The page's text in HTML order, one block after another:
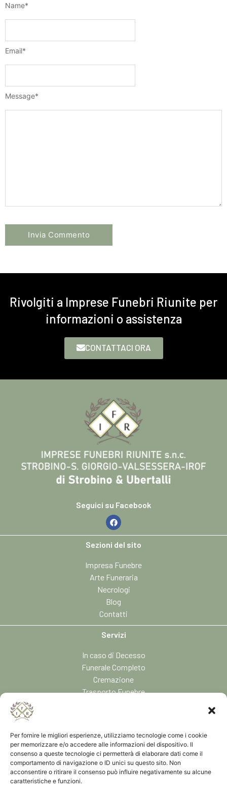
Per fornire le migliori esperienze, utilizziamo tecnologie come i cookie
per memorizzare e/o accedere alle informazioni del dispositivo. Il
consenso a queste tecnologie ci permetterà di elaborare dati come il
comportamento di navigazione o ID unici su questo sito. Non
acconsentire o ritirare il consenso può influire negativamente su alcune
caratteristiche e funzioni.
Message*
Name*
Email*
Rivolgiti a Imprese Funebri Riunite per
informazioni o assistenza
CONTATTACI ORA
Seguici su Facebook
Sezioni del sito
Impresa Funebre
Arte Funeraria
Necrologi
Blog
Contatti
Servizi
In caso di Decesso
Funerale Completo
Cremazione
Trasporto Funebre
Contatti
IMPRESE FUNEBRI RIUNITE
Via Piane, 12 – 13822 Valdilana (BI)